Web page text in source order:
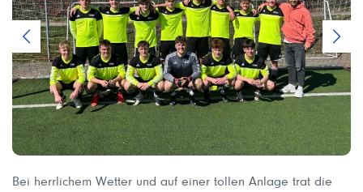
Bei herrlichem Wetter und auf einer tollen Anlage trat die